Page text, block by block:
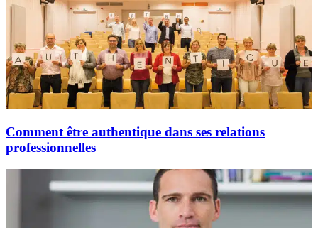
Comment être authentique dans ses relations
professionnelles